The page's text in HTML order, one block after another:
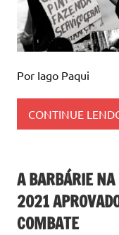
Por Iago Paqui
CONTINUE
A BARBÁRIE NA
2021
COMBATE